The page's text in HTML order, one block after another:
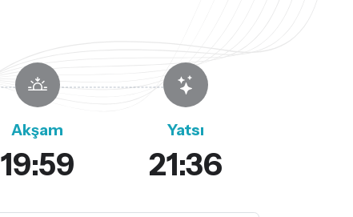
Akşam
19:59
Yatsı
21:36